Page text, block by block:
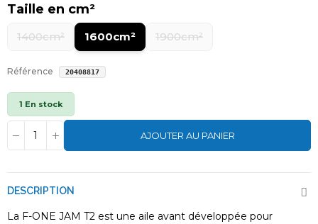
Taille en cm²
1400cm² 1600cm² 1900cm²
Référence 20408817
1 En stock
AJOUTER AU PANIER
DESCRIPTION
La F-ONE JAM T2 est une aile avant développée pour